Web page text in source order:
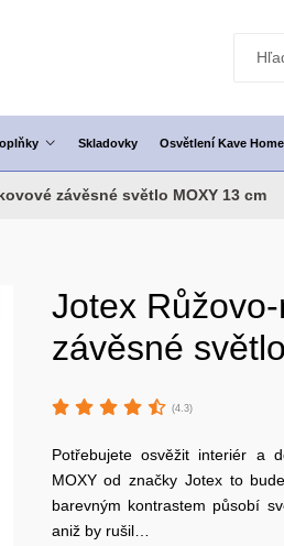
Skladovky Osvětlení Kave Home
závěsné světlo MOXY 13 cm
Jotex
závěsné
(4.3)
Potřebujete osvěžit interiér a
MOXY od značky Jotex to
barevným kontrastem působí
aniž by rušil…